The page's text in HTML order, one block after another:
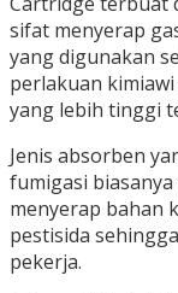
sifat menyerap
yang digunakan
perlakuan
yang lebih tinggi
Jenis absorben
fumigasi
menyerap bahan
pestisida
pekerja.